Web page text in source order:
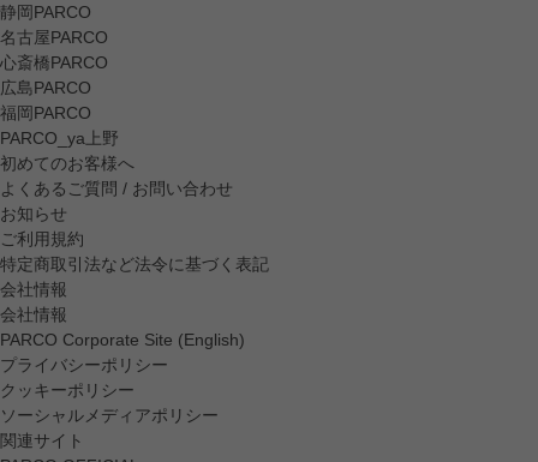
静岡PARCO
名古屋PARCO
心斎橋PARCO
広島PARCO
福岡PARCO
PARCO_ya上野
初めてのお客様へ
よくあるご質問 / お問い合わせ
お知らせ
ご利用規約
特定商取引法など法令に基づく表記
会社情報
会社情報
PARCO Corporate Site (English)
プライバシーポリシー
クッキーポリシー
ソーシャルメディアポリシー
関連サイト